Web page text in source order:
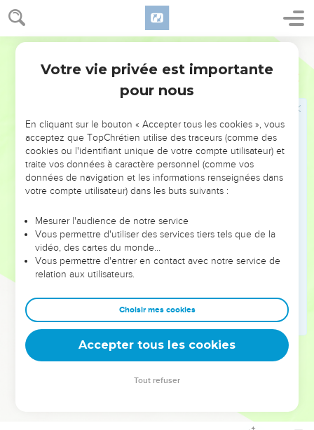
Proverbes 26
pour rire. »
20 Quand il n’y a plus de bois, le feu s’éteint ; quand il n’y a
plus de mauvaise langue, la querelle cesse.
Le charbon entretient les braises, le bois entretient le feu
s’insinuent jusqu’au fond de soi-même.
Des paroles chaleureuses qui cachent un esprit
malveillant, c’est de l’argent impur plaqué sur de l’argile.
L’homme plein de haine donne le change par ses paroles,
au-dedans de lui il prépare des tromperies.
Quand il parle aimablement, ne t’y fie pas, car il a l’esprit
plein de pensées détestables.
Il est assez rusé pour dissimuler sa haine, mais tout le
monde finit par découvrir sa méchanceté.
reviendra sur celui qui la roule.
Blesser quelqu’un par des mensonges, c’est le haïr.
Prononcer des paroles flatteuses entraîne la ruine.
© Société biblique française – Bibli’O, 1997, avec autorisation. Pour vous procurer
Votre vie privée est importante
pour nous
En cliquant sur le bouton « Accepter tous les cookies », vous
acceptez que TopChrétien utilise des traceurs (comme des
cookies ou l'identifiant unique de votre compte utilisateur) et
traite vos données à caractère personnel (comme vos
données de navigation et les informations renseignées dans
votre compte utilisateur) dans les buts suivants :
Mesurer l'audience de notre service
Vous permettre d'utiliser des services tiers tels que de la
vidéo, des cartes du monde…
Vous permettre d'entrer en contact avec notre service de
relation aux utilisateurs.
Choisir mes cookies
Accepter tous les cookies
Tout refuser